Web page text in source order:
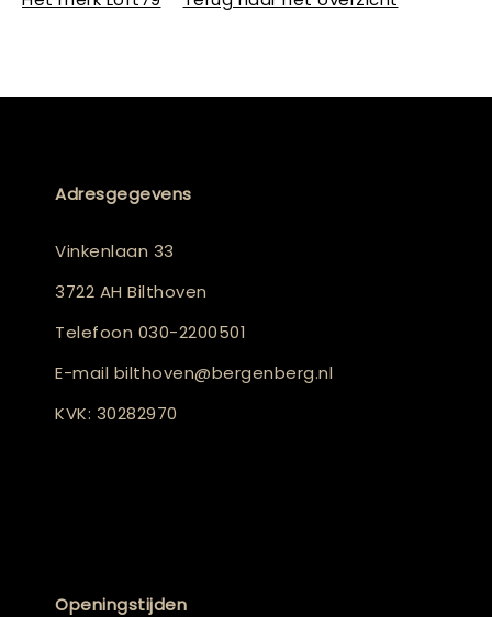
Adresgegevens
Vinkenlaan 33
3722 AH Bilthoven
Telefoon 030-2200501
E-mail bilthoven@bergenberg.nl
KVK: 30282970
Openingstijden